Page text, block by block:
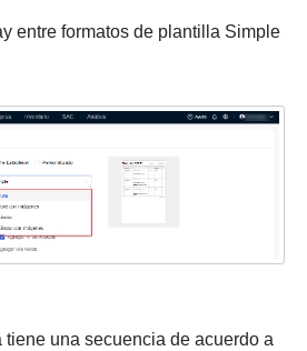
entre formatos de plantilla Simple
una secuencia de acuerdo a